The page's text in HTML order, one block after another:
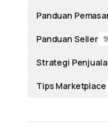
Panduan
Panduan Seller
Strategi
Tips Marketplace